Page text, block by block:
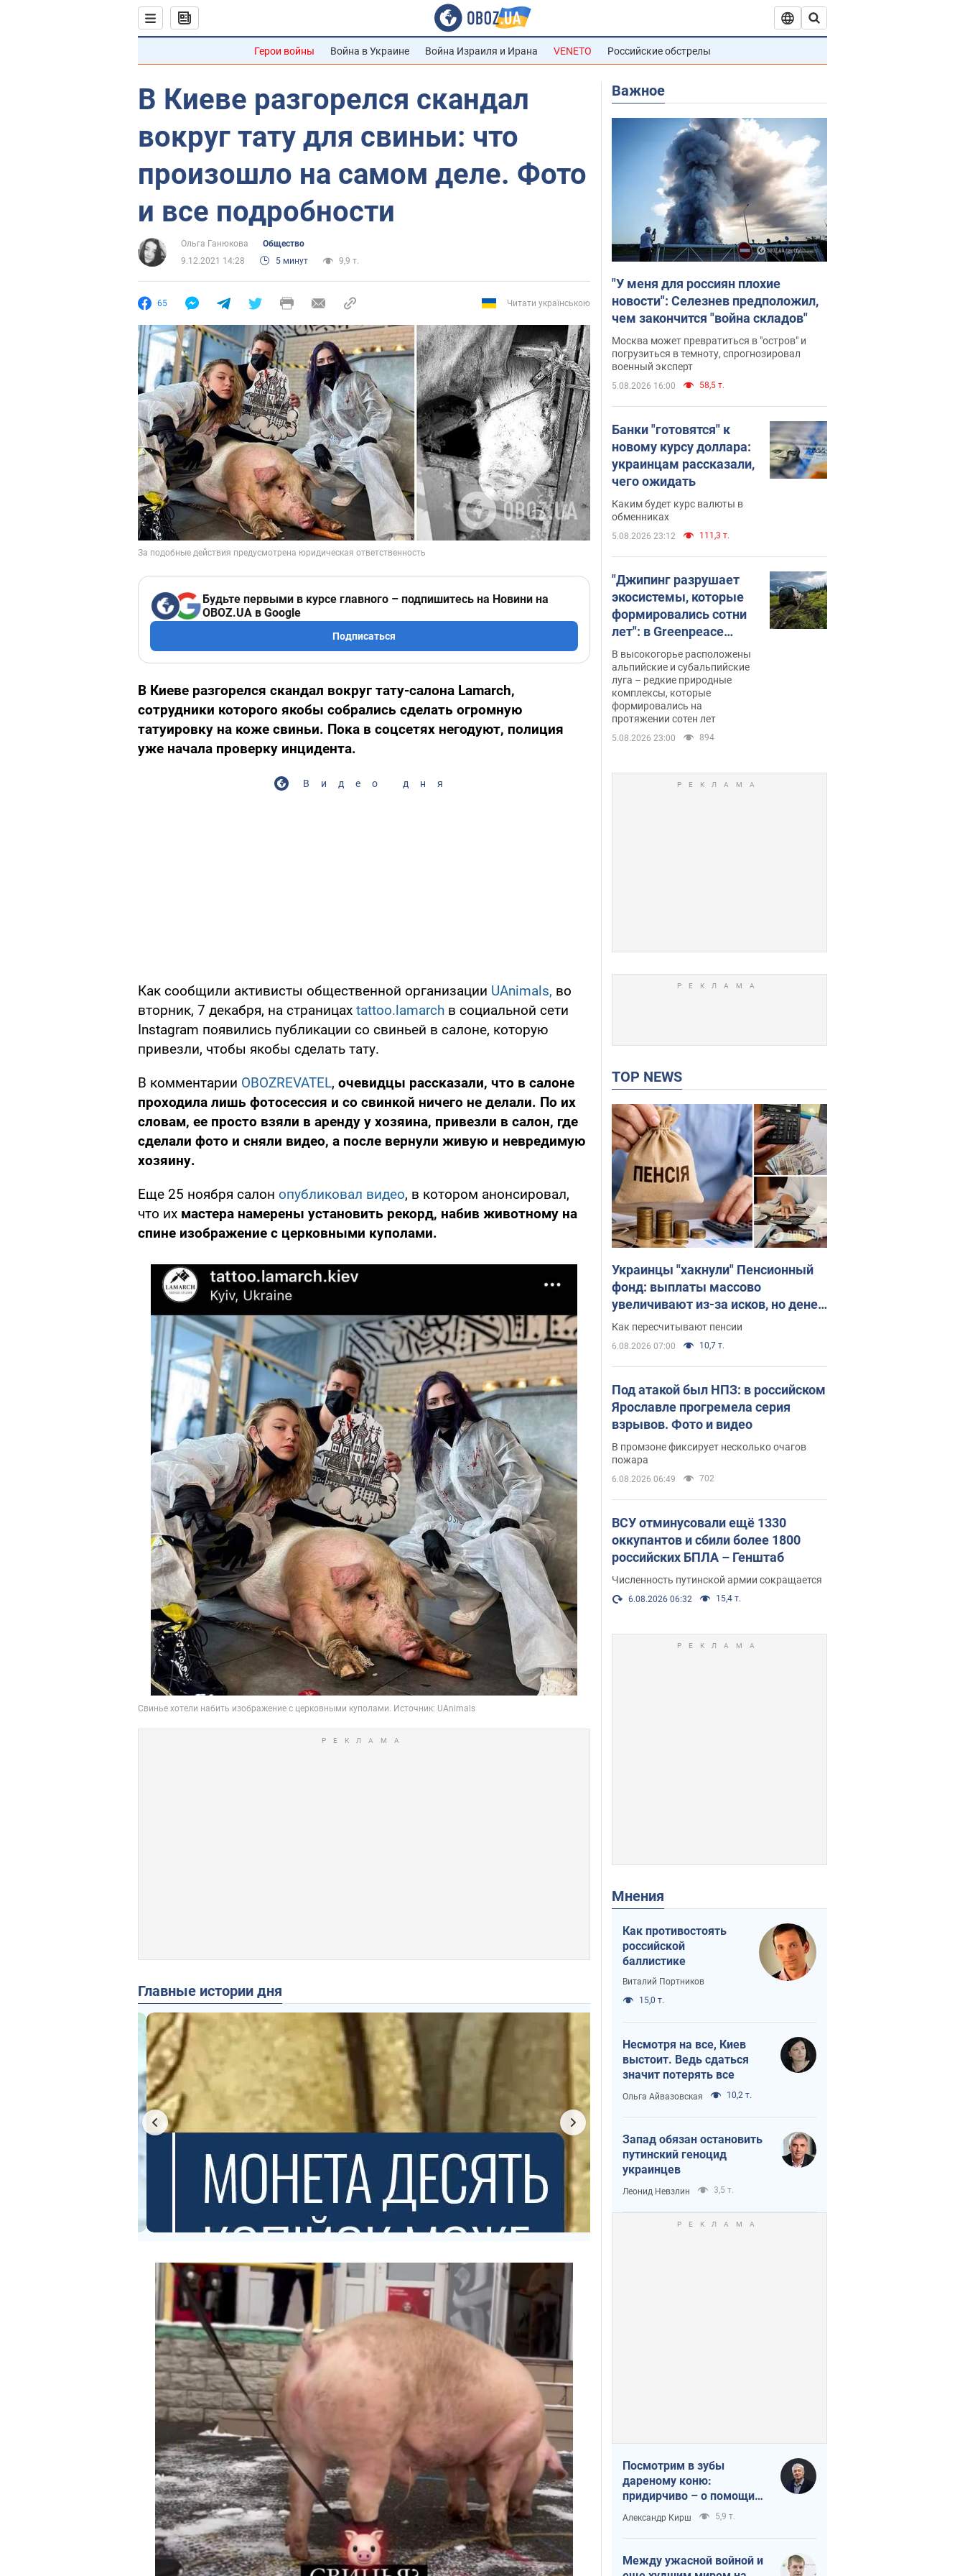
Герои войны Война в Украине Война Израиля и Ирана VENETO Российские обстрелы
В Киеве разгорелся скандал
вокруг тату для свиньи: что
произошло на самом деле. Фото
и все подробности
Ольга Ганюкова
Общество
9.12.2021 14:28
5 минут 9,9 т.
65 Читати українською
Будьте первыми в курсе главного – подпишитесь на Новини на
OBOZ.UA в Google
Подписаться
В Киеве разгорелся скандал вокруг тату-салона Lamarch,
сотрудники которого якобы собрались сделать огромную
татуировку на коже свиньи. Пока в соцсетях негодуют, полиция
уже начала проверку инцидента.
Видео дня
Как сообщили активисты общественной организации UAnimals, во
вторник, 7 декабря, на страницах tattoo.lamarch в социальной сети
Instagram появились публикации со свиньей в салоне, которую
привезли, чтобы якобы сделать тату.
В комментарии OBOZREVATEL, очевидцы рассказали, что в салоне
проходила лишь фотосессия и со свинкой ничего не делали. По их
словам, ее просто взяли в аренду у хозяина, привезли в салон, где
сделали фото и сняли видео, а после вернули живую и невредимую
хозяину.
Еще 25 ноября салон опубликовал видео, в котором анонсировал,
что их мастера намерены установить рекорд, набив животному на
спине изображение с церковными куполами.
Главные истории дня
Важное
"У меня для россиян плохие
новости": Селезнев предположил,
чем закончится "война складов"
Москва может превратиться в "остров" и
погрузиться в темноту, спрогнозировал
военный эксперт
5.08.2026 16:00 58,5 т.
Банки "готовятся" к
новому курсу доллара:
украинцам рассказали,
чего ожидать
Каким будет курс валюты в
обменниках
5.08.2026 23:12 111,3 т.
"Джипинг разрушает
экосистемы, которые
формировались сотни
лет": в Greenpeace
забили тревогу
В высокогорье расположены
альпийские и субальпийские
луга – редкие природные
комплексы, которые
формировались на
протяжении сотен лет
5.08.2026 23:00 894
TOP NEWS
Украинцы "хакнули" Пенсионный
фонд: выплаты массово
увеличивают из-за исков, но денег
не хватает
Как пересчитывают пенсии
6.08.2026 07:00 10,7 т.
Под атакой был НПЗ: в российском
Ярославле прогремела серия
взрывов. Фото и видео
В промзоне фиксирует несколько очагов
пожара
6.08.2026 06:49 702
ВСУ отминусовали ещё 1330
оккупантов и сбили более 1800
российских БПЛА – Генштаб
Численность путинской армии сокращается
6.08.2026 06:32 15,4 т.
Мнения
Как противостоять
российской
баллистике
Виталий Портников
15,0 т.
Несмотря на все, Киев
выстоит. Ведь сдаться
значит потерять все
Ольга Айвазовская 10,2 т.
Запад обязан остановить
путинский геноцид
украинцев
Леонид Невзлин 3,5 т.
Посмотрим в зубы
дареному коню:
придирчиво – о помощи
Украине
Александр Кирш 5,9 т.
Между ужасной войной и